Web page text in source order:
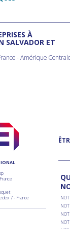
À
SALVADOR ET
- Amérique
7 - France